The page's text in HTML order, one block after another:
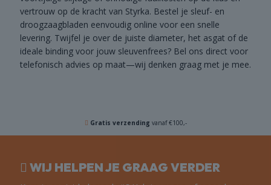
vertrouw op de kracht van Styrka. Bestel je sleuf- en
droogzaagbladen eenvoudig online voor een snelle
levering. Twijfel je over de juiste diameter, het asgat of de
ideale binding voor jouw sleuvenfrees? Bel ons direct voor
telefonisch advies op maat—wij denken graag met je mee.
Gratis verzending vanaf €100,-
WIJ HELPEN JE GRAAG VERDER